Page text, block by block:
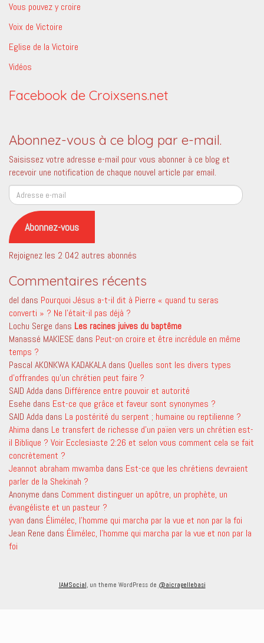
Vous pouvez y croire
Voix de Victoire
Eglise de la Victoire
Vidéos
Facebook de Croixsens.net
Abonnez-vous à ce blog par e-mail.
Saisissez votre adresse e-mail pour vous abonner à ce blog et
recevoir une notification de chaque nouvel article par email.
Adresse
e-
mail
Abonnez-vous
Rejoignez les 2 042 autres abonnés
Commentaires récents
del dans Pourquoi Jésus a-t-il dit à Pierre « quand tu seras
converti » ? Ne l’était-il pas déjà ?
Lochu Serge dans Les racines juives du baptême
Manassé MAKIESE dans Peut-on croire et être incrédule en même
temps ?
Pascal AKONKWA KADAKALA dans Quelles sont les divers types
d’offrandes qu’un chrétien peut faire ?
SAID Adda dans Différence entre pouvoir et autorité
Esehe dans Est-ce que grâce et faveur sont synonymes ?
SAID Adda dans La postérité du serpent ; humaine ou reptilienne ?
Ahima dans Le transfert de richesse d’un païen vers un chrétien est-
il Biblique ? Voir Ecclesiaste 2:26 et selon vous comment cela se fait
concrètement ?
Jeannot abraham mwamba dans Est-ce que les chrétiens devraient
parler de la Shekinah ?
Anonyme dans Comment distinguer un apôtre, un prophète, un
évangéliste et un pasteur ?
yvan dans Élimélec, l’homme qui marcha par la vue et non par la foi
Jean Rene dans Élimélec, l’homme qui marcha par la vue et non par la
foi
IAMSocial , un theme WordPress de @aicragellebasi